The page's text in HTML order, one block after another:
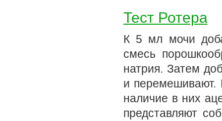
Тест Ротера
К 5 мл мочи
смесь
натрия. Затем
и перемешивают.
наличие в них
представляют